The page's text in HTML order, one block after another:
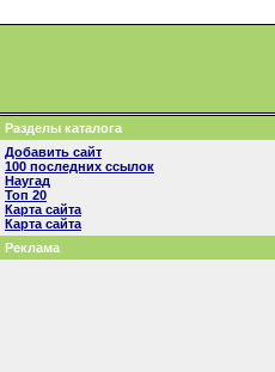
Разделы каталога
Добавить сайт
100 последних ссылок
Наугад
Топ 20
Карта сайта
Карта сайта
Реклама